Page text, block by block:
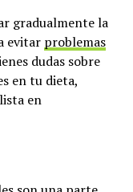
gradualmente la
evitar problemas
dudas sobre
en tu dieta,
en